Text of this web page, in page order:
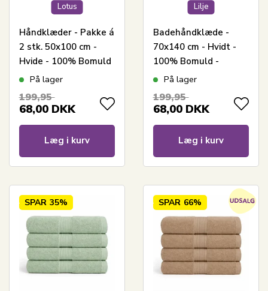
Lotus
Håndklæder - Pakke á
2 stk. 50x100 cm -
Hvide - 100% Bomuld
På lager
199,95
68,00 DKK
Læg i kurv
Lilje
Badehåndklæde -
70x140 cm - Hvidt -
100% Bomuld -
Frottehåndklæde fra
På lager
199,95
68,00 DKK
Læg i kurv
SPAR 35% SPAR 66%